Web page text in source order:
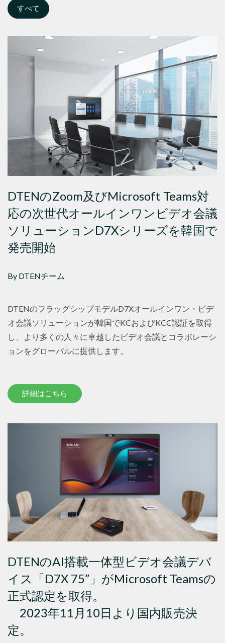
すべて
DTENのZoom及びMicrosoft Teams対
応の次世代オールインワンビデオ会議
ソリューションD7Xシリーズを韓国で
発売開始
By DTENチーム
DTENのフラッグシップモデルD7Xオールインワン・ビデ
オ会議ソリューションが韓国でKCおよびKCC認証を取得
し、より多くの人々に卓越したビデオ会議とコラボレーシ
ョンをグローバルに提供します。
詳細はこちら
DTENのAI搭載一体型ビデオ会議デバ
イス「D7X 75”」がMicrosoft Teamsの
正式認定を取得。
2023年11月10日より国内販売決
定。